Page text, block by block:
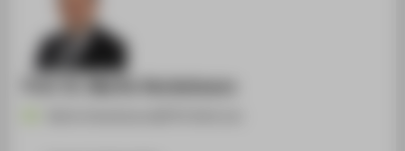
Prof. Dr. Martin Heckelmann